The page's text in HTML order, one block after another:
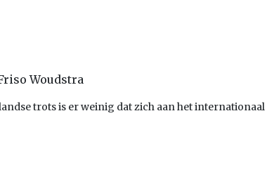
Woudstra
trots is er weinig dat zich aan het